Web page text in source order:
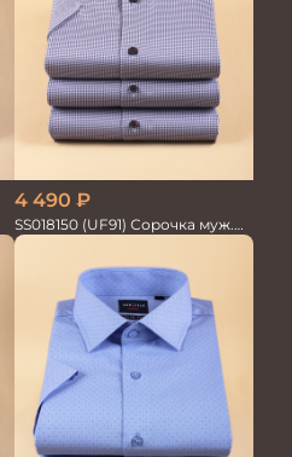
4 490 ₽
SS018150 (UF91) Сорочка муж.
кр.рук. GROSTYLE PRIME